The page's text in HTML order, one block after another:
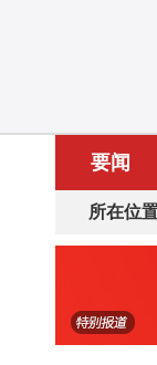
要闻
所在位